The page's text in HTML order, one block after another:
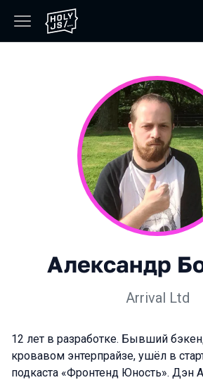
Александр
Arrival Ltd
12 лет в разработке. Бывший
кровавом энтерпрайзе, ушёл в
подкаста «Фронтенд Юность». Дэн